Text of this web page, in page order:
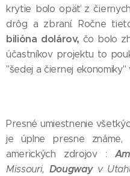
krytie bolo opäť z
drôg a zbraní. Ročne
bilióna dolárov, čo bolo
účastníkov projektu to
"šedej a čiernej ekonomiky"
Presné umiestnenie
je úplne presne známe,
amerických zdrojov :
Missouri, Dougwayv